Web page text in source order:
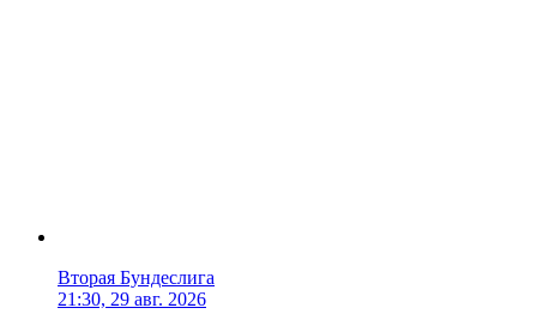
Вторая Бундеслига
21:30, 29 авг. 2026